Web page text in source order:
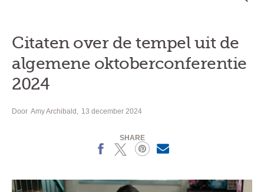
Citaten over de tempel uit de
algemene oktoberconferentie
2024
Door Amy Archibald 13 december 2024
SHARE
X